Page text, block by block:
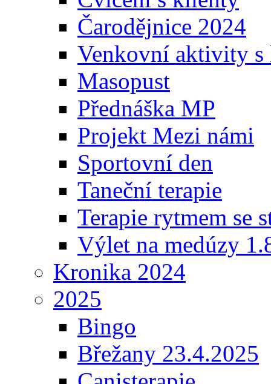
Čarodějnice 2024
Venkovní aktivity
Masopust
Přednáška MP
Projekt Mezi námi
Sportovní den
Taneční terapie
Terapie rytmem se
Výlet na medúzy
Kronika 2024
2025
Bingo
Břežany 23.4.2025